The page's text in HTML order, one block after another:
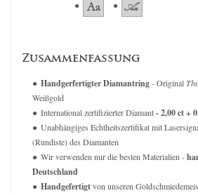
Zusammenfassung
Handgerfertigter Diamantring- Original
Weißgold
International zertifizierter Diamant- 2,00 ct +
Unabhängiges Echtheitszertifikat mit
(Rundiste) des Diamanten
Wir verwenden nur die besten Materialien -
Deutschland
Handgefertigtvon unseren